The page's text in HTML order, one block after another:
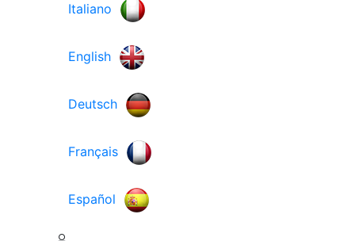
Italiano
English
Deutsch
Français
Español